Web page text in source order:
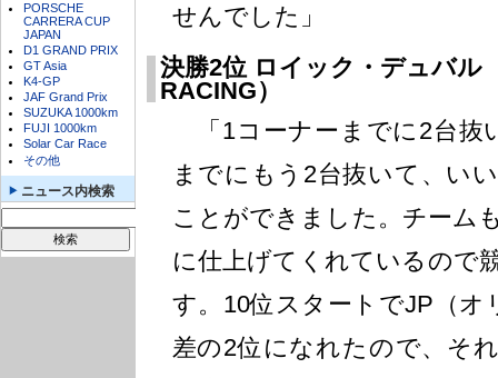
PORSCHE
CARRERA CUP
JAPAN
D1 GRAND PRIX
GT Asia
K4-GP
JAF Grand Prix
SUZUKA 1000km
FUJI 1000km
Solar Car Race
その他
ニュース内検索
せんでした」
決勝2位 ロイック・デュバル
RACING）
「1コーナーまでに2台抜
までにもう2台抜いて、い
ことができました。チーム
に仕上げてくれているので
す。10位スタートでJP（
差の2位になれたので、そ